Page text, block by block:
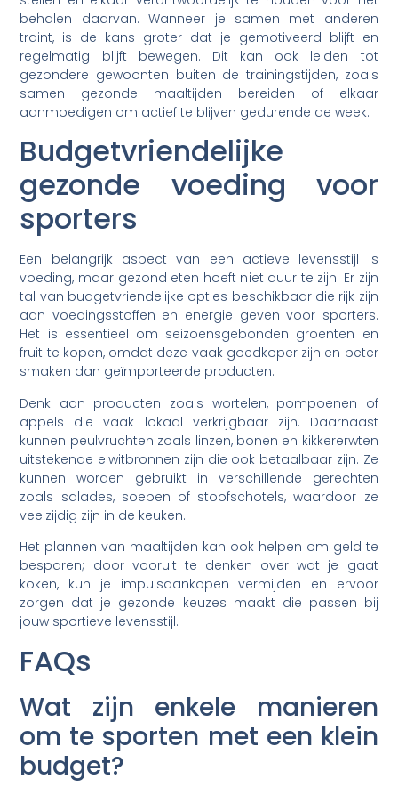
behalen daarvan. Wanneer je samen met anderen
traint, is de kans groter dat je gemotiveerd blijft en
regelmatig blijft bewegen. Dit kan ook leiden tot
gezondere gewoonten buiten de trainingstijden, zoals
samen gezonde maaltijden bereiden of elkaar
aanmoedigen om actief te blijven gedurende de week.
Budgetvriendelijke
gezonde voeding voor
sporters
Een belangrijk aspect van een actieve levensstijl is
voeding, maar gezond eten hoeft niet duur te zijn. Er zijn
tal van budgetvriendelijke opties beschikbaar die rijk zijn
aan voedingsstoffen en energie geven voor sporters.
Het is essentieel om seizoensgebonden groenten en
fruit te kopen, omdat deze vaak goedkoper zijn en beter
smaken dan geïmporteerde producten.
Denk aan producten zoals wortelen, pompoenen of
appels die vaak lokaal verkrijgbaar zijn. Daarnaast
kunnen peulvruchten zoals linzen, bonen en kikkererwten
uitstekende eiwitbronnen zijn die ook betaalbaar zijn. Ze
kunnen worden gebruikt in verschillende gerechten
zoals salades, soepen of stoofschotels, waardoor ze
veelzijdig zijn in de keuken.
Het plannen van maaltijden kan ook helpen om geld te
besparen; door vooruit te denken over wat je gaat
koken, kun je impulsaankopen vermijden en ervoor
zorgen dat je gezonde keuzes maakt die passen bij
jouw sportieve levensstijl.
FAQs
Wat zijn enkele manieren
om te sporten met een klein
budget?